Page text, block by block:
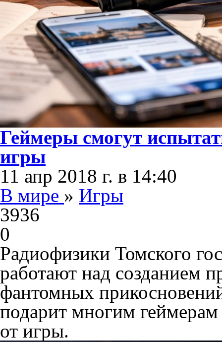
Геймеры смогут
игры
11 апр 2018 г. в 14:40
В мире » Игры
3936
0
Радиофизики Томского
работают над созданием
фантомных
подарит многим
от игры.